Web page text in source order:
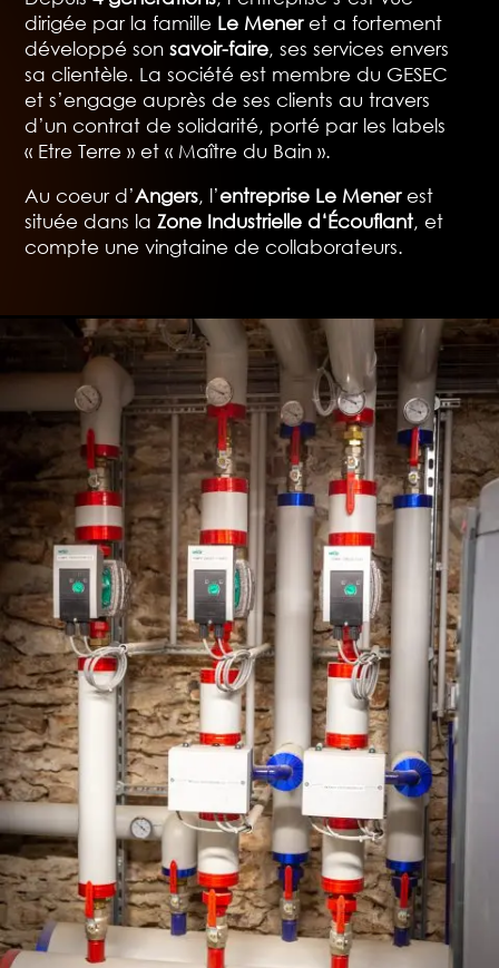
dirigée par la famille Le Meneret a fortement
développé sonsavoir-faire, ses services envers
sa clientèle. La société est membre du GESEC
et s’engage auprès de ses clients au travers
d’un contrat de solidarité, porté par les labels
« Etre Terre » et « Maître du Bain ».
Au coeur d’Angers, l’entreprise Le Menerest
située dans la Zone Industrielle d‘Écouflant, et
compte une vingtaine de collaborateurs.